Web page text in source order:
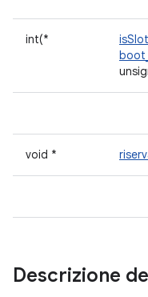
int(*
void *
Descrizione